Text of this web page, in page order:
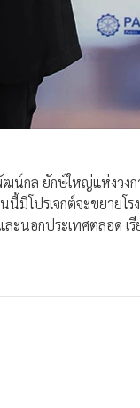
กล ยักษ์ใหญ่แห่งวงก
มีโปรเจกต์จะขยายโร
นอกประเทศตลอด เรี